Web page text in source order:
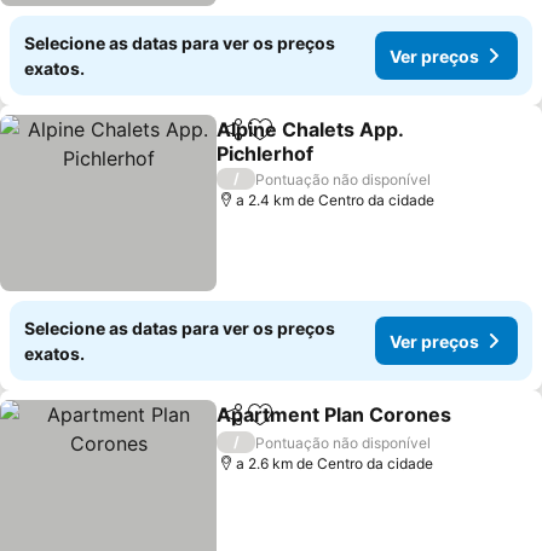
Selecione as datas para ver os preços
exatos.
Ver preços
PartilharAdicionar aos favoritos
Alpine Chalets App.
Pichlerhof
Ver preços
/
Pontuação não disponível
a 2.4 km de Centro da cidade
Selecione as datas para ver os preços
exatos.
Ver preços
PartilharAdicionar aos favoritos
Apartment Plan Corones
/
Pontuação não disponível
a 2.6 km de Centro da cidade